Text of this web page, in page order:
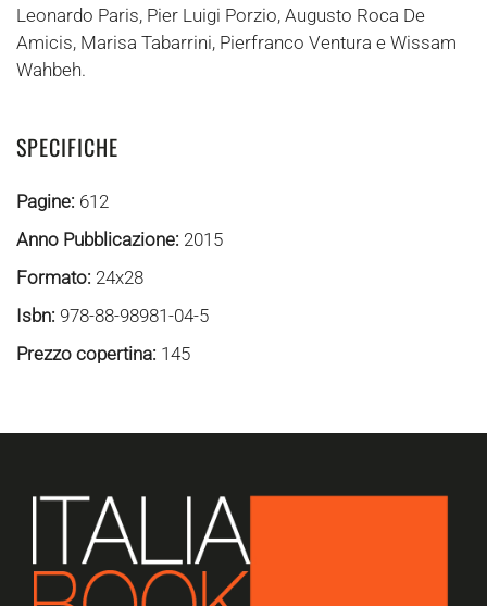
Leonardo Paris, Pier Luigi Porzio, Augusto Roca De
Amicis, Marisa Tabarrini, Pierfranco Ventura e Wissam
Wahbeh.
SPECIFICHE
Pagine: 612
Anno Pubblicazione: 2015
Formato: 24x28
Isbn: 978-88-98981-04-5
Prezzo copertina: 145